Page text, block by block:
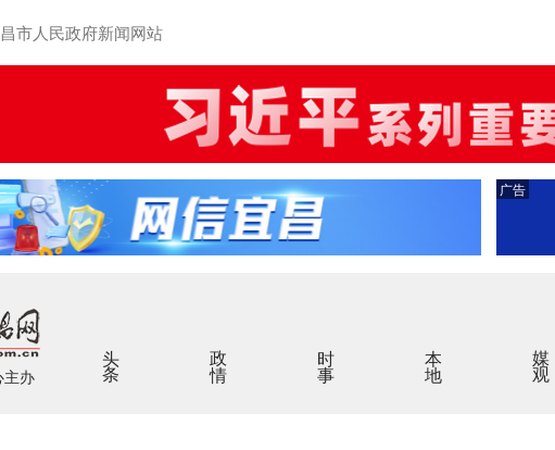
市人民政府新闻网站
广告
主办
头条 政情 时事 本地 媒观